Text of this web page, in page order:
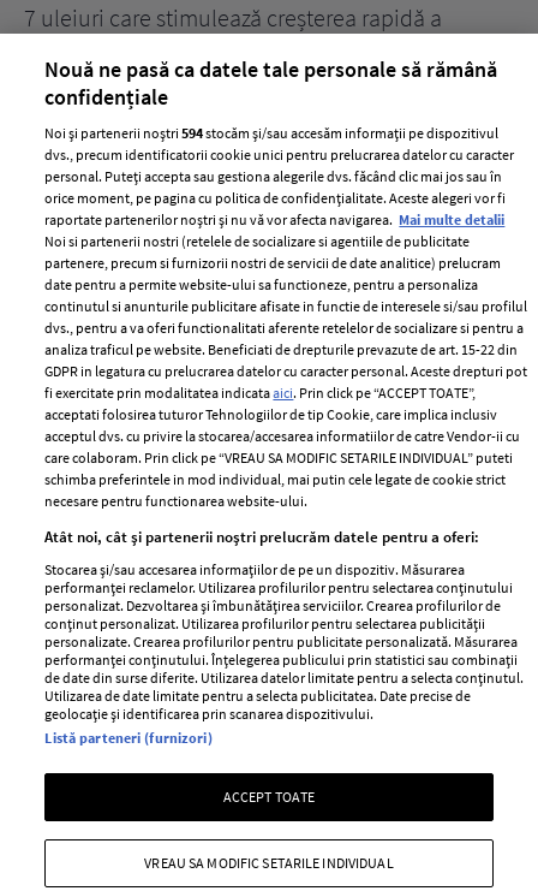
7 uleiuri care stimulează creșterea rapidă a
ELLE Style Awards
2024
Despre ELLE
Romania
Contact
Abonamente
Termeni si conditii
Politica de
confidențialitate
Politica de cookies
Publicitate
GSP
Unica
Baby
Retete
femei
Viva
Avantaje
Retete practice
Pariază responsabil! Decizia ONJN nr. 821/25.09.2025.
Jocurile de noroc sunt interzise minorilor.
Copyright © 2026 Ringier Romania SRL
Nouă ne pasă ca datele tale personale să rămână
confidențiale
Noi și partenerii noștri594stocăm și/sau accesăm informații pe dispozitivul
dvs., precum identificatorii cookie unici pentru prelucrarea datelor cu caracter
personal. Puteți accepta sau gestiona alegerile dvs. făcând clic mai jos sau în
orice moment, pe pagina cu politica de confidențialitate. Aceste alegeri vor fi
raportate partenerilor noștri și nu vă vor afecta navigarea. Mai multe detalii
Noi si partenerii nostri (retelele de socializare si agentiile de publicitate
partenere, precum si furnizorii nostri de servicii de date analitice) prelucram
date pentru a permite website-ului sa functioneze, pentru a personaliza
continutul si anunturile publicitare afisate in functie de interesele si/sau profilul
dvs., pentru a va oferi functionalitati aferente retelelor de socializare si pentru a
analiza traficul pe website. Beneficiati de drepturile prevazute de art. 15-22 din
GDPR in legatura cu prelucrarea datelor cu caracter personal. Aceste drepturi pot
fi exercitate prin modalitatea indicataaici. Prin click pe “ACCEPT TOATE”,
acceptati folosirea tuturor Tehnologiilor de tip Cookie, care implica inclusiv
acceptul dvs. cu privire la stocarea/accesarea informatiilor de catre Vendor-ii cu
care colaboram. Prin click pe “VREAU SA MODIFIC SETARILE INDIVIDUAL” puteti
schimba preferintele in mod individual, mai putin cele legate de cookie strict
necesare pentru functionarea website-ului.
Atât noi, cât și partenerii noștri prelucrăm datele pentru a oferi:
Stocarea și/sau accesarea informațiilor de pe un dispozitiv. Măsurarea
performanței reclamelor. Utilizarea profilurilor pentru selectarea conținutului
personalizat. Dezvoltarea și îmbunătățirea serviciilor. Crearea profilurilor de
conținut personalizat. Utilizarea profilurilor pentru selectarea publicității
personalizate. Crearea profilurilor pentru publicitate personalizată. Măsurarea
performanței conținutului. Înțelegerea publicului prin statistici sau combinații
de date din surse diferite. Utilizarea datelor limitate pentru a selecta conținutul.
Utilizarea de date limitate pentru a selecta publicitatea. Date precise de
geolocație și identificarea prin scanarea dispozitivului.
Listă parteneri (furnizori)
ACCEPT TOATE
VREAU SA MODIFIC SETARILE INDIVIDUAL